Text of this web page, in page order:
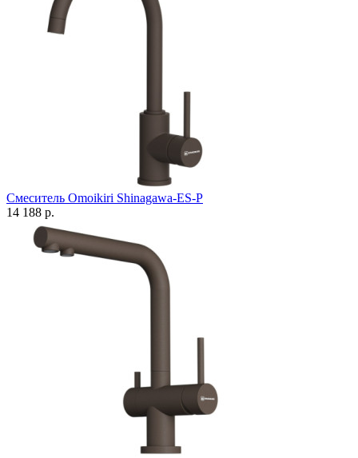
Смеситель Omoikiri Shinagawa-ES-P
14 188 р.